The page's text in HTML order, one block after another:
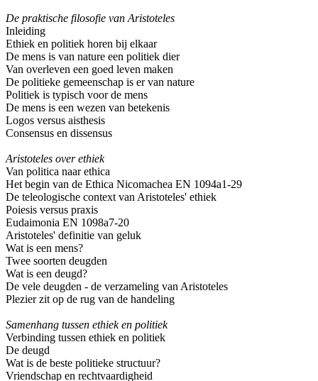
De praktische filosofie van Aristoteles
Inleiding
Ethiek en politiek horen bij elkaar
De mens is van nature een politiek dier
Van overleven een goed leven maken
De politieke gemeenschap is er van nature
Politiek is typisch voor de mens
De mens is een wezen van betekenis
Logos versus aisthesis
Consensus en dissensus
Aristoteles over ethiek
Van politica naar ethica
Het begin van de Ethica Nicomachea EN 1094a1-29
De teleologische context van Aristoteles' ethiek
Poiesis versus praxis
Eudaimonia EN 1098a7-20
Aristoteles' definitie van geluk
Wat is een mens?
Twee soorten deugden
Wat is een deugd?
De vele deugden - de verzameling van Aristoteles
Plezier zit op de rug van de handeling
Samenhang tussen ethiek en politiek
Verbinding tussen ethiek en politiek
De deugd
Wat is de beste politieke structuur?
Vriendschap en rechtvaardigheid